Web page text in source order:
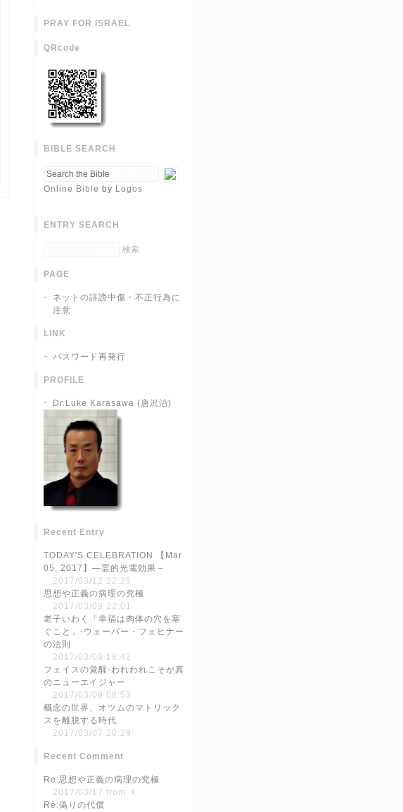
PRAY FOR ISRAEL
QRcode
BIBLE SEARCH
Online Bible by Logos
ENTRY SEARCH
PAGE
ネットの誹謗中傷・不正行為に
注意
LINK
パスワード再発行
PROFILE
Dr.Luke Karasawa (唐沢治)
Recent Entry
TODAY'S CELEBRATION 【Mar
05, 2017】―霊的光電効果－
2017/03/12 22:25
思想や正義の病理の究極
2017/03/09 22:01
老子いわく「幸福は肉体の穴を塞
ぐこと」-ウェーバー・フェヒナー
の法則
2017/03/09 18:42
フェイスの覚醒-われわれこそが真
のニューエイジャー
2017/03/09 08:53
概念の世界、オツムのマトリック
スを離脱する時代
2017/03/07 20:29
Recent Comment
Re:思想や正義の病理の究極
2017/03/17 from Ｘ
Re:偽りの代償